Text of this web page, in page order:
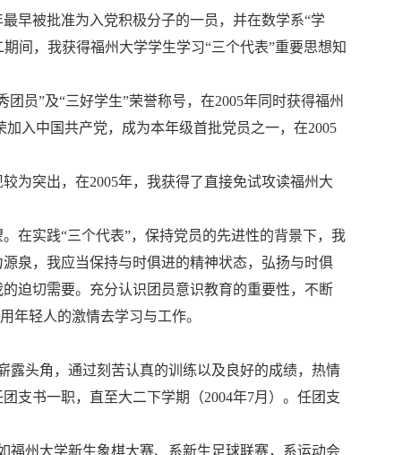
早被批准为入党积极分子的一员，并在数学系“学
间，我获得福州大学学生学习“三个代表”重要思想知
员”及“三好学生”荣誉称号，在2005年同时获得福州
入中国共产党，成为本年级首批党员之一，在2005
为突出，在2005年，我获得了直接免试攻读福州大
在实践“三个代表”，保持党员的先进性的背景下，我
泉，我应当保持与时俱进的精神状态，弘扬与时俱
迫切需要。充分认识团员意识教育的重要性，不断
年轻人的激情去学习与工作。
露头角，通过刻苦认真的训练以及良好的成绩，热情
支书一职，直至大二下学期（2004年7月）。任团支
福州大学新生象棋大赛、系新生足球联赛，系运动会